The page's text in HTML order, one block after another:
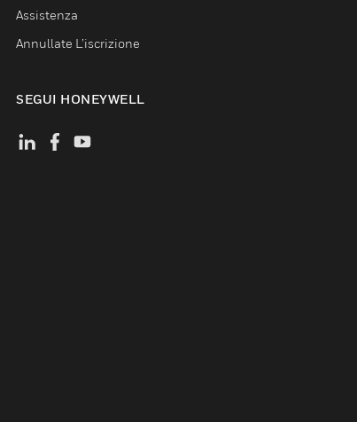
Assistenza
Annullate L’iscrizione
SEGUI HONEYWELL